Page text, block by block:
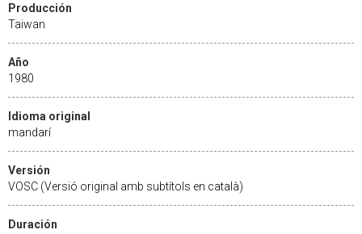
Producción
Taiwan
Año
1980
Idioma original
mandarí
Versión
VOSC (Versió original amb subtítols en català)
Duración